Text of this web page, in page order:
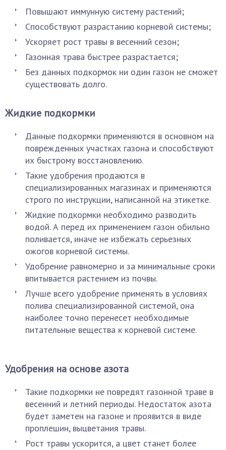
Повышают иммунную систему растений;
Способствуют разрастанию корневой системы;
Ускоряет рост травы в весенний сезон;
Газонная трава быстрее разрастается;
Без данных подкормок ни один газон не сможет
существовать долго.
Жидкие подкормки
Данные подкормки применяются в основном на
поврежденных участках газона и способствуют
их быстрому восстановлению.
Такие удобрения продаются в
специализированных магазинах и применяются
строго по инструкции, написанной на этикетке.
Жидкие подкормки необходимо разводить
водой. А перед их применением газон обильно
поливается, иначе не избежать серьезных
ожогов корневой системы.
Удобрение равномерно и за минимальные сроки
впитывается растением из почвы.
Лучше всего удобрение применять в условиях
полива специализированной системой, она
наиболее точно перенесет необходимые
питательные вещества к корневой системе.
Удобрения на основе азота
Такие подкормки не повредят газонной траве в
весенний и летний периоды. Недостаток азота
будет заметен на газоне и проявится в виде
проплешин, выцветания травы.
Рост травы ускорится, а цвет станет более